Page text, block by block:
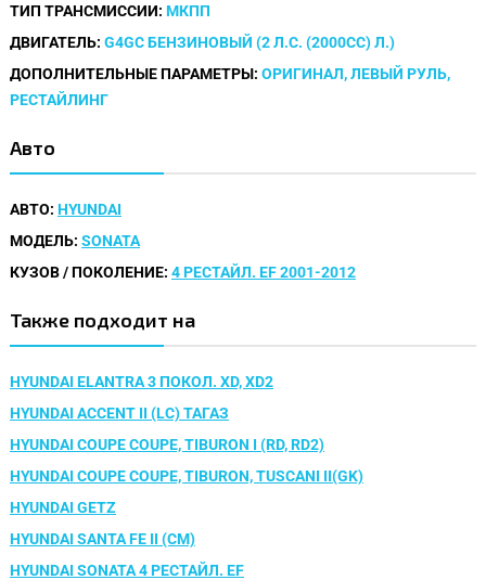
ТИП ТРАНСМИССИИ: МКПП
ДВИГАТЕЛЬ: G4GC БЕНЗИНОВЫЙ (2 Л.С. (2000CC) Л.)
ДОПОЛНИТЕЛЬНЫЕ ПАРАМЕТРЫ: ОРИГИНАЛ, ЛЕВЫЙ РУЛЬ,
РЕСТАЙЛИНГ
Авто
АВТО: HYUNDAI
МОДЕЛЬ: SONATA
КУЗОВ / ПОКОЛЕНИЕ: 4 РЕСТАЙЛ. EF 2001-2012
Также подходит на
HYUNDAI ELANTRA 3 ПОКОЛ. XD, XD2
HYUNDAI ACCENT II (LC) ТАГАЗ
HYUNDAI COUPE COUPE, TIBURON I (RD, RD2)
HYUNDAI COUPE COUPE, TIBURON, TUSCANI II(GK)
HYUNDAI GETZ
HYUNDAI SANTA FE II (CM)
HYUNDAI SONATA 4 РЕСТАЙЛ. EF